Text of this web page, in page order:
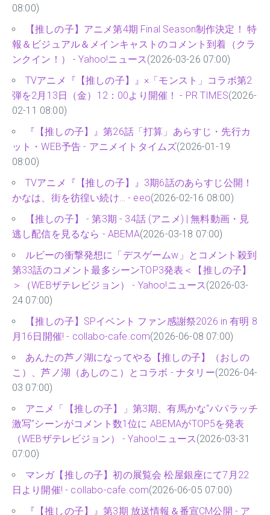
08:00)
【推しの子】アニメ第4期 Final Season制作決定！ 特
報＆ビジュアル＆メインキャストのコメント到着（クラ
ンクイン！） - Yahoo!ニュース(2026-03-26 07:00)
TVアニメ『【推しの子】』×「モンスト」コラボ第2
弾を2月13日（金）12：00より開催！ - PR TIMES(2026-
02-11 08:00)
『【推しの子】』第26話「打算」あらすじ・先行カ
ット・WEB予告 - アニメイトタイムズ(2026-01-19
08:00)
TVアニメ『【推しの子】』3期6話のあらすじ公開！
かなは、街を彷徨い続け… - eeo(2026-02-16 08:00)
【推しの子】 - 第3期 - 34話 (アニメ) | 無料動画・見
逃し配信を見るなら - ABEMA(2026-03-18 07:00)
ルビーの衝撃発想に「デスゲームw」とコメント殺到
第33話のコメント最多シーンTOP3発表＜【推しの子】
＞（WEBザテレビジョン） - Yahoo!ニュース(2026-03-
24 07:00)
【推しの子】SPイベント ファン感謝祭2026 in 有明 8
月16日開催! - collabo-cafe.com(2026-06-08 07:00)
あんたの芦ノ湖になってやる【推しの子】（おしの
こ）、芦ノ湖（あしのこ）とコラボ - ナタリー(2026-04-
03 07:00)
アニメ「【推しの子】」第3期、有馬かな“パパラッチ
激写”シーンがコメント数1位に ABEMAがTOP5を発表
（WEBザテレビジョン） - Yahoo!ニュース(2026-03-31
07:00)
マンガ【推しの子】初の展覧会 松屋銀座にて7月22
日より開催! - collabo-cafe.com(2026-06-05 07:00)
『【推しの子】』第3期 放送情報＆番宣CM公開 - ア